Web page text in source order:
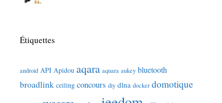
Étiquettes
android API Apidou aqara aquara aukey bluetooth
broadlink ceiling concours diy dlna docker domotique